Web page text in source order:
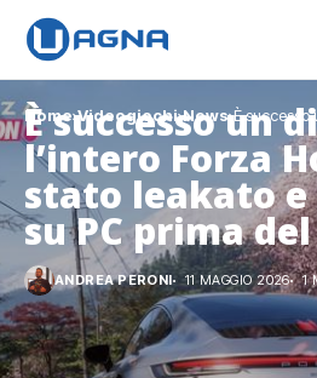
Home Videogiochi News È successo
6 è stato
lancio
È successo un
l’intero Forza
stato leakato
su PC prima
ANDREA PERONI 11 MAGGIO 2026 1